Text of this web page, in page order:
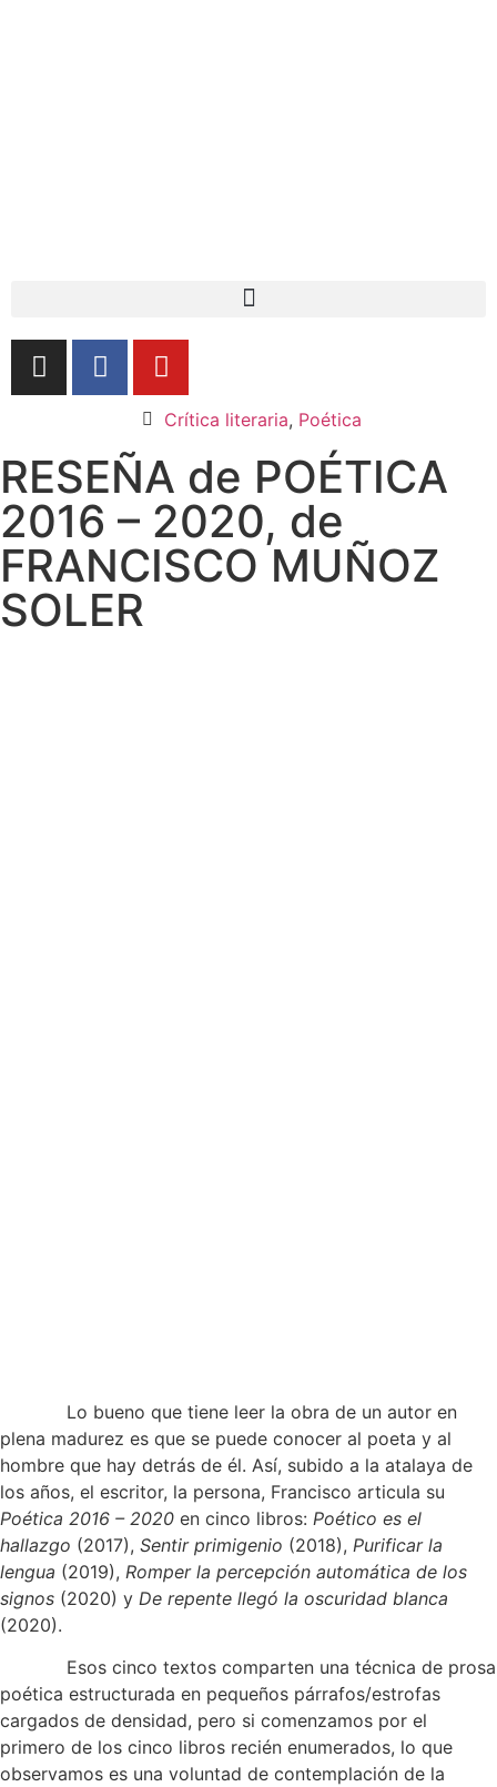
Crítica literaria, Poética
RESEÑA de POÉTICA
2016 – 2020, de
FRANCISCO MUÑOZ
SOLER
Lo bueno que tiene leer la obra de un autor en
plena madurez es que se puede conocer al poeta y al
hombre que hay detrás de él. Así, subido a la atalaya de
los años, el escritor, la persona, Francisco articula su
Poética 2016 – 2020 en cinco libros: Poético es el
hallazgo (2017), Sentir primigenio (2018), Purificar la
lengua (2019), Romper la percepción automática de los
signos (2020) y De repente llegó la oscuridad blanca
(2020).
Esos cinco textos comparten una técnica de prosa
poética estructurada en pequeños párrafos/estrofas
cargados de densidad, pero si comenzamos por el
primero de los cinco libros recién enumerados, lo que
observamos es una voluntad de contemplación de la